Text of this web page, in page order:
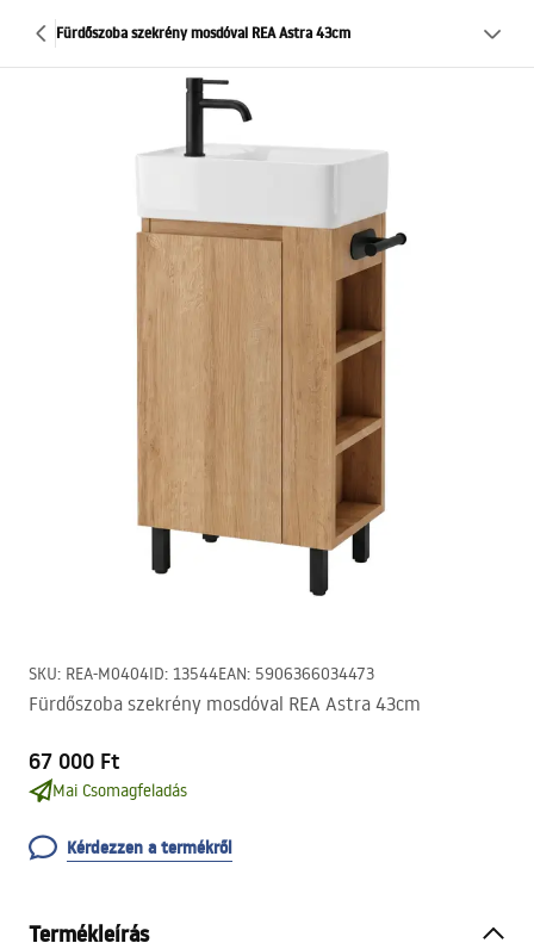
Fürdőszoba szekrény mosdóval REA Astra 43cm
SKU: REA-M0404ID: 13544EAN: 5906366034473
Fürdőszoba szekrény mosdóval REA Astra 43cm
67 000 Ft
Mai Csomagfeladás
Kérdezzen a termékről
Termékleírás